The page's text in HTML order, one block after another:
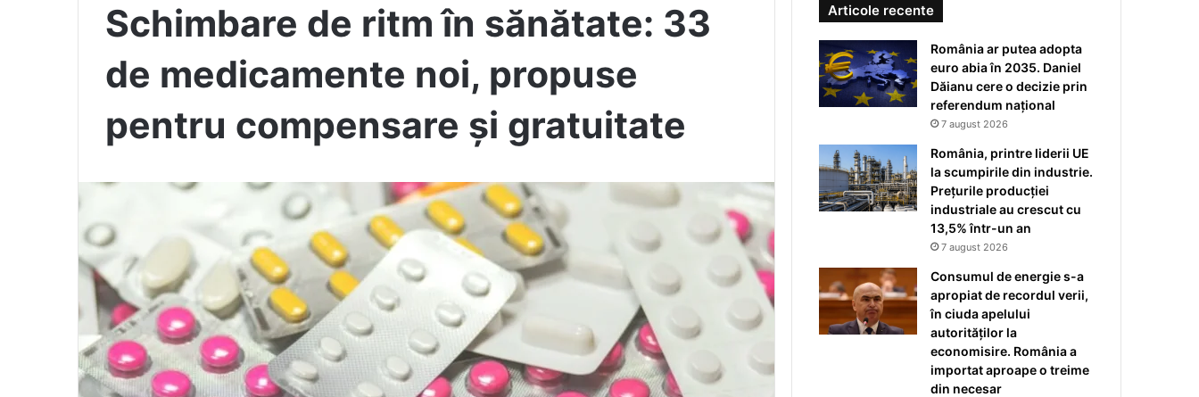
Schimbare de ritm în sănătate: 33
de medicamente noi, propuse
pentru compensare și gratuitate
Articole recente
România ar putea adopta
euro abia în 2035. Daniel
Dăianu cere o decizie prin
referendum național
7 august 2026
România, printre liderii UE
la scumpirile din industrie.
Prețurile producției
industriale au crescut cu
13,5% într-un an
7 august 2026
Consumul de energie s-a
apropiat de recordul verii,
în ciuda apelului
autorităților la
economisire. România a
importat aproape o treime
din necesar